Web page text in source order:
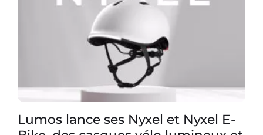
Lumos lance ses Nyxel et Nyxel E-